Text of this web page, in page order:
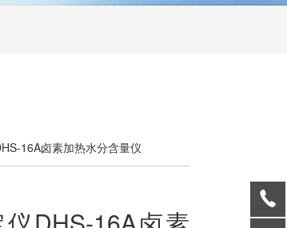
16A卤素加热水分含量仪